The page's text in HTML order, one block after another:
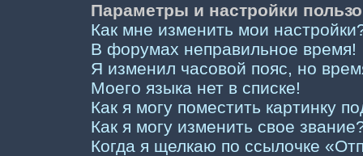
Параметры и настройки
Как мне изменить мои
В форумах неправильное время!
Я изменил часовой пояс, но
Моего языка нет в списке!
Как я могу поместить картинку
Как я могу изменить свое
Когда я щелкаю по ссылочке